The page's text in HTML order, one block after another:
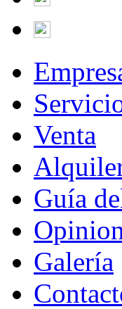
Venta
Guía
Galería